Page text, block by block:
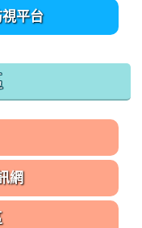
平台
網